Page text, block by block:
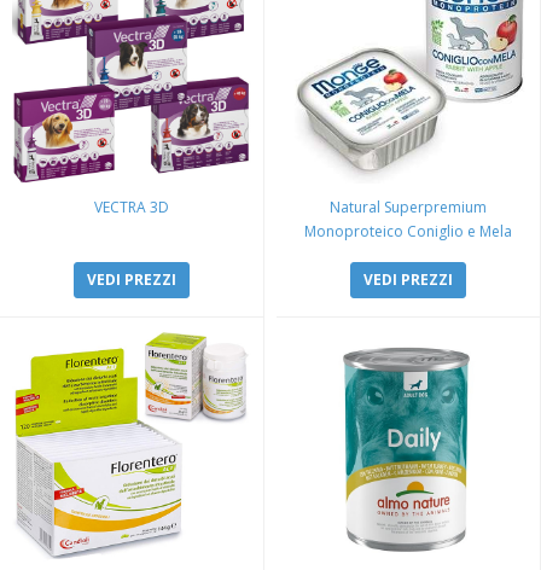
VECTRA 3D
VEDI PREZZI
Natural Superpremium
Monoproteico Coniglio e Mela
VEDI PREZZI